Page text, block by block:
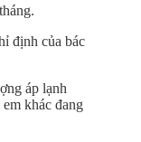
định của bác
áp lạnh
khác đang